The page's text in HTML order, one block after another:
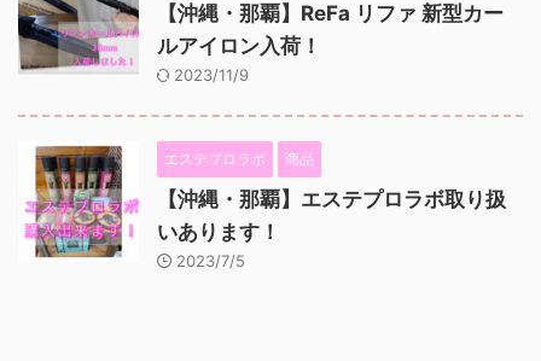
【沖縄・那覇】ReFa リファ 新型カー
ルアイロン入荷！
2023/11/9
エステプロラボ 商品
【沖縄・那覇】エステプロラボ取り扱
いあります！
2023/7/5